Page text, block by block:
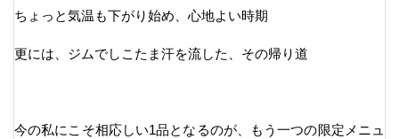
ちょっと気温も下がり始め、心地よい時期
更には、ジムでしこたま汗を流した、その帰り道
今の私にこそ相応しい1品となるのが、もう一つの限定メニュ